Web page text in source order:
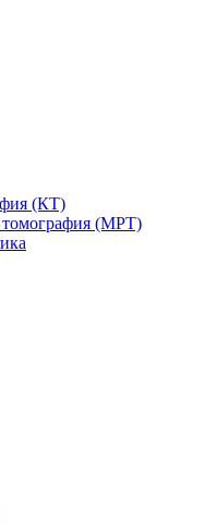
(КТ)
томография (МРТ)